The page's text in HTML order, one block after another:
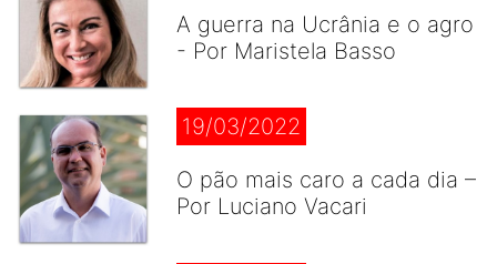
A guerra na Ucrânia e o agro
- Por Maristela Basso
19/03/2022
O pão mais caro a cada dia –
Por Luciano Vacari